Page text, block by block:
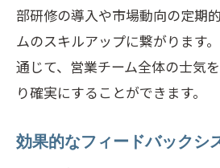
部研修の導入や市場動向の定期
ムのスキルアップに繋がります
通じて、営業チーム全体の士気
り確実にすることができます。
効果的なフィードバックシ